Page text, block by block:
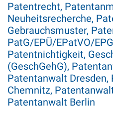
Patentrecht,
Neuheitsrecherche,
Gebrauchsmuster,
PatG/EPÜ/EPatVO/
Patentnichtigkeit,
(GeschGehG),
Patentanwalt Dresden,
Chemnitz,
Patentanwalt Berlin